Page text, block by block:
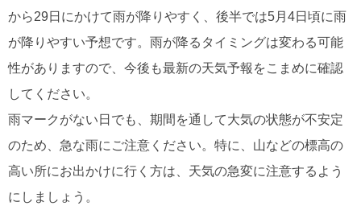
から29日にかけて雨が降りやすく、後半では5月4日頃に雨
が降りやすい予想です。雨が降るタイミングは変わる可能
性がありますので、今後も最新の天気予報をこまめに確認
してください。
雨マークがない日でも、期間を通して大気の状態が不安定
のため、急な雨にご注意ください。特に、山などの標高の
高い所にお出かけに行く方は、天気の急変に注意するよう
にしましょう。